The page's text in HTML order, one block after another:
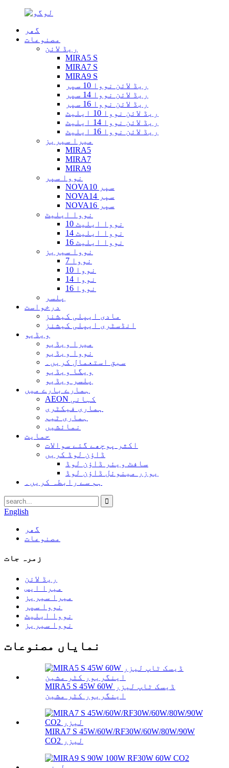
گھر
مصنوعات
ریڈ لائن
MIRA5 S
MIRA7 S
MIRA9 S
ریڈ لائن نووا 10 سپر
ریڈ لائن نووا 14 سپر
ریڈ لائن نووا 16 سپر
ریڈ لائن نووا 10 ایلیٹ
ریڈ لائن نووا 14 ایلیٹ
ریڈ لائن نووا 16 ایلیٹ
میرا سیریز
MIRA5
MIRA7
MIRA9
نووا سپر
NOVA10 سپر
NOVA14 سپر
NOVA16 سپر
نووا ایلیٹ
نووا ایلیٹ 10
نووا ایلیٹ 14
نووا ایلیٹ 16
نووا سیریز
نووا 7
نووا 10
نووا 14
نووا 16
پلسر
درخواست
مادی ایپلی کیشنز
انڈسٹری ایپلی کیشنز
ویڈیو
میرا ویڈیو
نووا ویڈیو
سبق استعمال کریں۔
ویگا ویڈیو
پلسر ویڈیو
ہمارے بارے میں
AEON کہانی
ہماری فیکٹری
ہماری ٹیم
نمائشیں
حمایت
اکثر پوچھے گئے سوالات
ڈاؤن لوڈ کریں
سافٹ ویئر ڈاؤن لوڈ
یوزر مینوئل ڈاؤن لوڈ
ہم سے رابطہ کریں۔
English
گھر
مصنوعات
زمرہ جات
ریڈ لائن
میرا ایس
میرا سیریز
نووا سپر
نووا ایلیٹ
نووا سیریز
نمایاں مصنوعات
MIRA5 S 45W 60W ڈیسک ٹاپ لیزر
اینگریور کٹر مشین
MIRA7 S 45W/60W/RF30W/60W/80W/90W
CO2 لیزر